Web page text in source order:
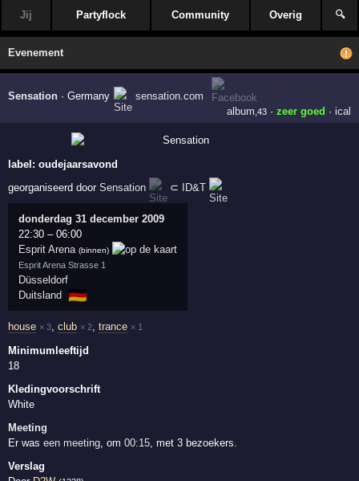
Jij Partyflock Community Overig 🔍
Evenement
Sensation ·Germany
sensation.com
album ,43· zeer goed · ical
label: oudejaarsavond
georganiseerd doorSensation ⊂ ID&T
donderdag 31 december 2009
22:30 –06:00
Esprit Arena (binnen)
Esprit Arena Strasse 1
Düsseldorf
Duitsland
🇩🇪
house × 3,club × 2,trance × 1
Minimumleeftijd
18
Kledingvoorschrift
White
Meeting
Er waseen meeting, om00:15, met 3 bezoekers.
Verslag